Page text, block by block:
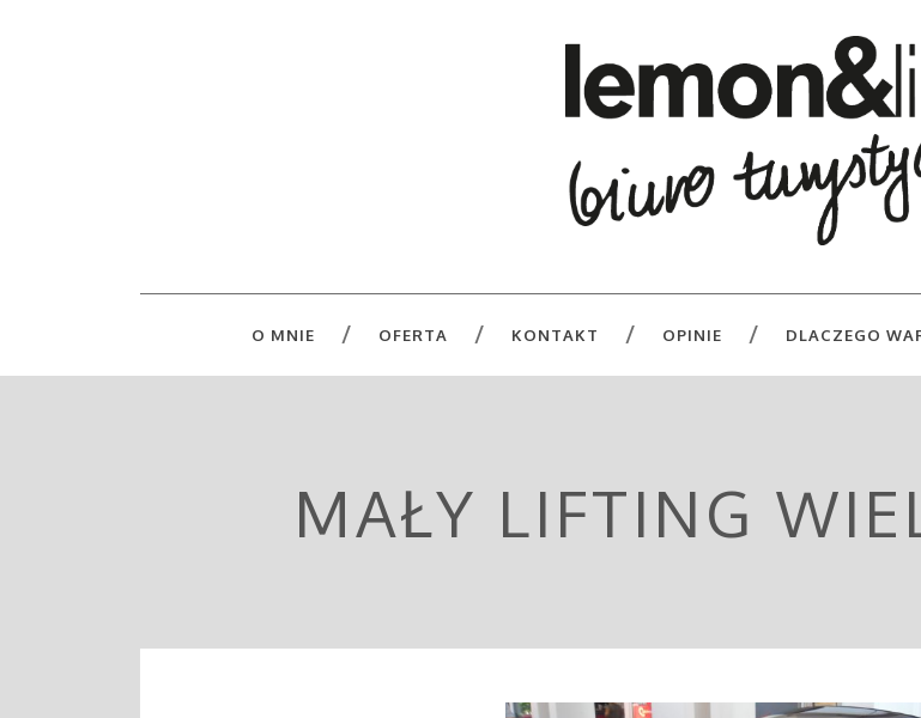
O MNIE OFERTA KONTAKT OPINIE DLACZEGO
MAŁY LIFTING